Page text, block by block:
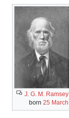
J. G. M. Ramsey
born 25 March